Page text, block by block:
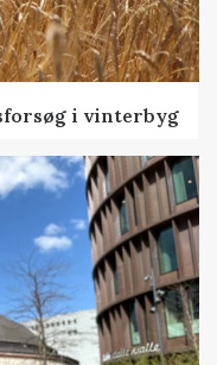
i vinterbyg